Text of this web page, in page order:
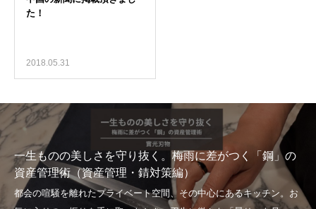
2018.05.31
一生ものの美しさを守り抜く。梅雨に差がつく「鋼」の
資産管理術（資産管理・錆対策編）